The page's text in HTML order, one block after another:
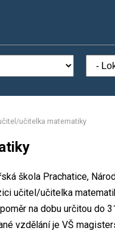
učitelka matematiky
škola Prachatice,
učitel/učitelka
na dobu určitou do
vzdělání je VŠ